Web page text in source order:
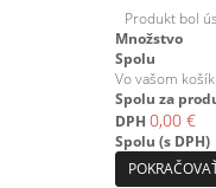
Produkt bol
Množstvo
Spolu
Vo vašom
Spolu za
DPH 0,00 €
Spolu (s DPH)